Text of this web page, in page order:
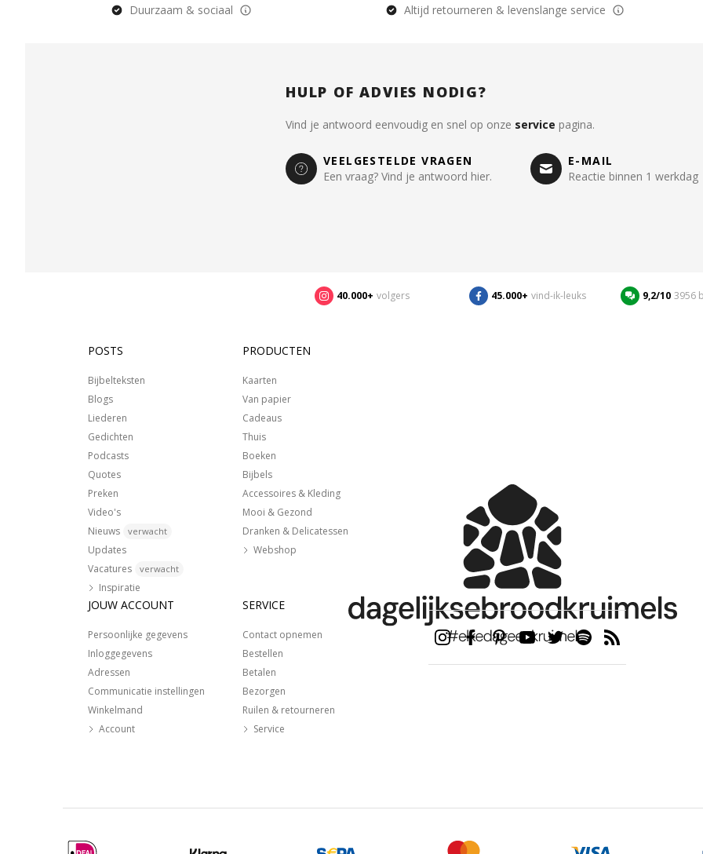
Duurzaam & sociaal Altijd retourneren & levenslange service
HULP OF ADVIES NODIG?
Vind je antwoord eenvoudig en snel op onze service pagina.
VEELGESTELDE VRAGEN
Een vraag? Vind je antwoord hier.
E-MAIL
Reactie binnen 1 werkdag
40.000+ volgers 45.000+ vind-ik-leuks 9,2/10 3956
POSTS
Bijbelteksten
Blogs
Liederen
Gedichten
Podcasts
Quotes
Preken
Video's
Nieuws
verwacht
Updates
Vacatures
verwacht
Inspiratie
PRODUCTEN
Kaarten
Van papier
Cadeaus
Thuis
Boeken
Bijbels
Accessoires & Kleding
Mooi & Gezond
Dranken & Delicatessen
Webshop
JOUW ACCOUNT
Persoonlijke gegevens
Inloggegevens
Adressen
Communicatie instellingen
Winkelmand
Account
SERVICE
Contact opnemen
Bestellen
Betalen
Bezorgen
Ruilen & retourneren
Service